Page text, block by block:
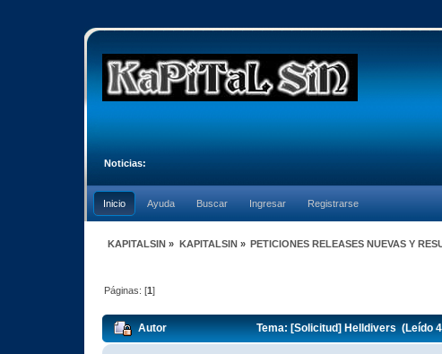
Noticias:
Inicio Ayuda Buscar Ingresar Registrarse
KAPITALSIN » KAPITALSIN» PETICIONES RELEASES NUEVAS Y
Páginas: [1]
Autor Tema: [Solicitud] Helldivers (Leído